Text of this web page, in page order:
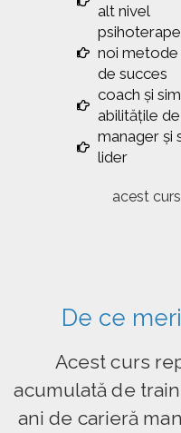
alt nivel
noi metode
de succes
coach și
abilitățile
manager și
lider
acest
De ce
Acest curs
acumulată de
ani de carieră